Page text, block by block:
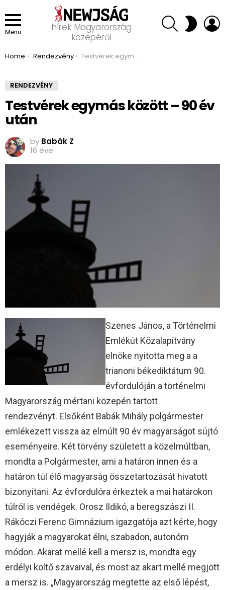
Menu
hírek Magyarország
közepéről
SEARCH SWITCH
SKIN
You are here:
Home Rendezvény Testvérek egymás között – 90 év után
RENDEZVÉNY
Testvérek egymás között – 90 év
után
by Babák Z
16 éve
Szenes János, a Történelmi
Emlékút Közalapítvány
elnöke nyitotta meg a a
trianoni békediktátum 90.
évfordulóján a történelmi
Magyarország mértani közepén tartott
rendezvényt. Elsőként Babák Mihály polgármester
emlékezett vissza az elmúlt 90 év magyarságot sújtó
eseményeire. Két törvény született a közelmúltban,
mondta a Polgármester, ami a határon innen és a
határon túl élő magyarság összetartozását hivatott
bizonyítani. Az évfordulóra érkeztek a mai határokon
túlról is vendégek. Orosz Ildikó, a beregszászi II.
Rákóczi Ferenc Gimnázium igazgatója azt kérte, hogy
hagyják a magyarokat élni, szabadon, autonóm
módon. Akarat mellé kell a mersz is, mondta egy
erdélyi költő szavaival, és most az akart mellé megjött
a mersz is. „Magyarország megtette az első lépést,